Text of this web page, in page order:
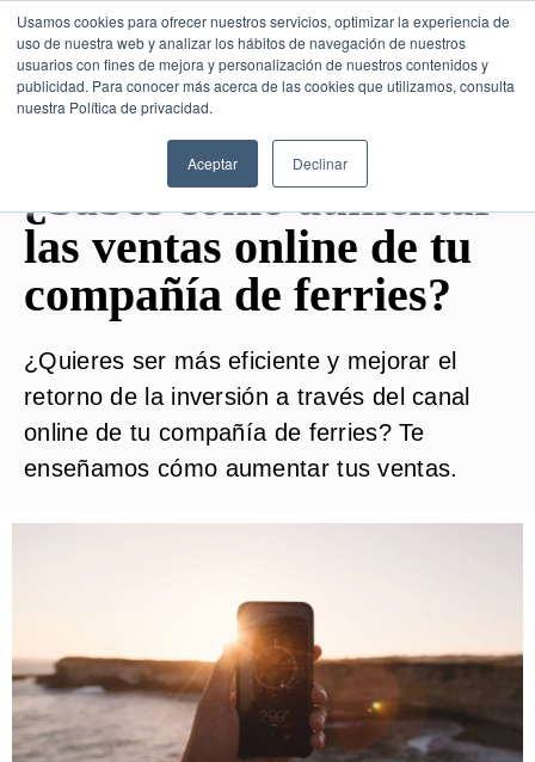
Usamos cookies para ofrecer nuestros servicios, optimizar la experiencia de
uso de nuestra web y analizar los hábitos de navegación de nuestros
usuarios con fines de mejora y personalización de nuestros contenidos y
publicidad. Para conocer más acerca de las cookies que utilizamos, consulta
nuestra Política de privacidad.
Aceptar Declinar
SESIÓN DE CONSULTORÍA GRATUITA
¿Sabes cómo aumentar
las ventas online de tu
compañía de ferries?
¿Quieres ser más eficiente y mejorar el
retorno de la inversión a través del canal
online de tu compañía de ferries? Te
enseñamos cómo aumentar tus ventas.